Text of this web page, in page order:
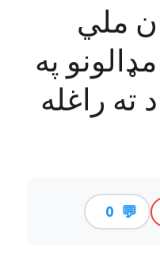
ملي
په
ته راغله
💬
0